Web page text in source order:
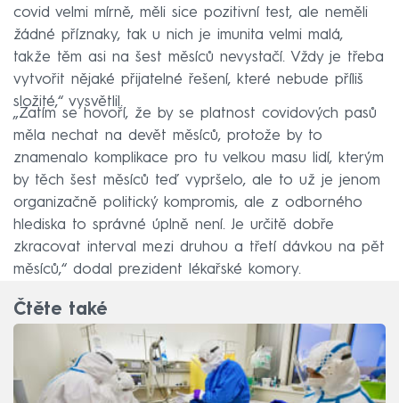
covid velmi mírně, měli sice pozitivní test, ale neměli
žádné příznaky, tak u nich je imunita velmi malá,
takže těm asi na šest měsíců nevystačí. Vždy je třeba
vytvořit nějaké přijatelné řešení, které nebude příliš
složité,“ vysvětlil.
„Zatím se hovoří, že by se platnost covidových pasů
měla nechat na devět měsíců, protože by to
znamenalo komplikace pro tu velkou masu lidí, kterým
by těch šest měsíců teď vypršelo, ale to už je jenom
organizačně politický kompromis, ale z odborného
hlediska to správné úplně není. Je určitě dobře
zkracovat interval mezi druhou a třetí dávkou na pět
měsíců,“ dodal prezident lékařské komory.
Čtěte také